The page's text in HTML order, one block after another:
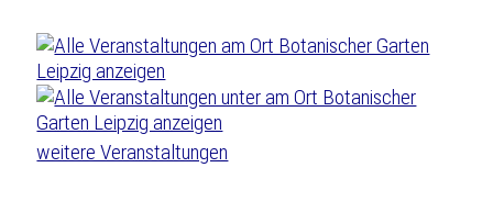
weitere Veranstaltungen